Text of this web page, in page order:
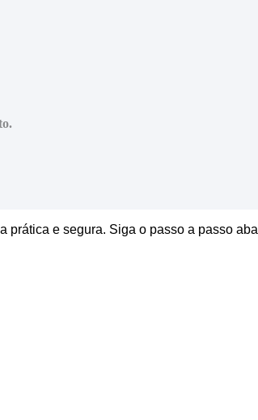
prática e segura. Siga o passo a passo